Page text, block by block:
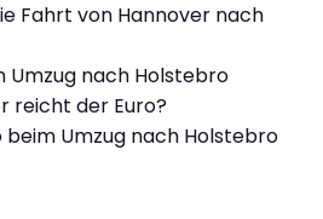
Fahrt von Hannover nach
Umzug nach Holstebro
reicht der Euro?
beim Umzug nach Holstebro